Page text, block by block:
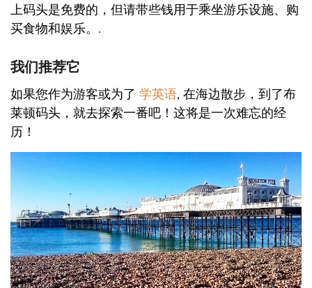
上码头是免费的，但请带些钱用于乘坐游乐设施、购
买食物和娱乐。.
我们推荐它
如果您作为游客或为了 学英语, 在海边散步，到了布
莱顿码头，就去探索一番吧！这将是一次难忘的经
历！